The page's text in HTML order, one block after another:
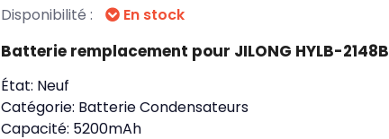
Disponibilité : En stock
Batterie remplacement pour JILONG HYLB-2148B
État: Neuf
Catégorie: Batterie Condensateurs
Capacité: 5200mAh